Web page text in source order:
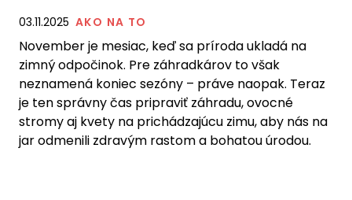
03.11.2025 AKO NA TO
November je mesiac, keď sa príroda ukladá na
zimný odpočinok. Pre záhradkárov to však
neznamená koniec sezóny – práve naopak. Teraz
je ten správny čas pripraviť záhradu, ovocné
stromy aj kvety na prichádzajúcu zimu, aby nás na
jar odmenili zdravým rastom a bohatou úrodou.